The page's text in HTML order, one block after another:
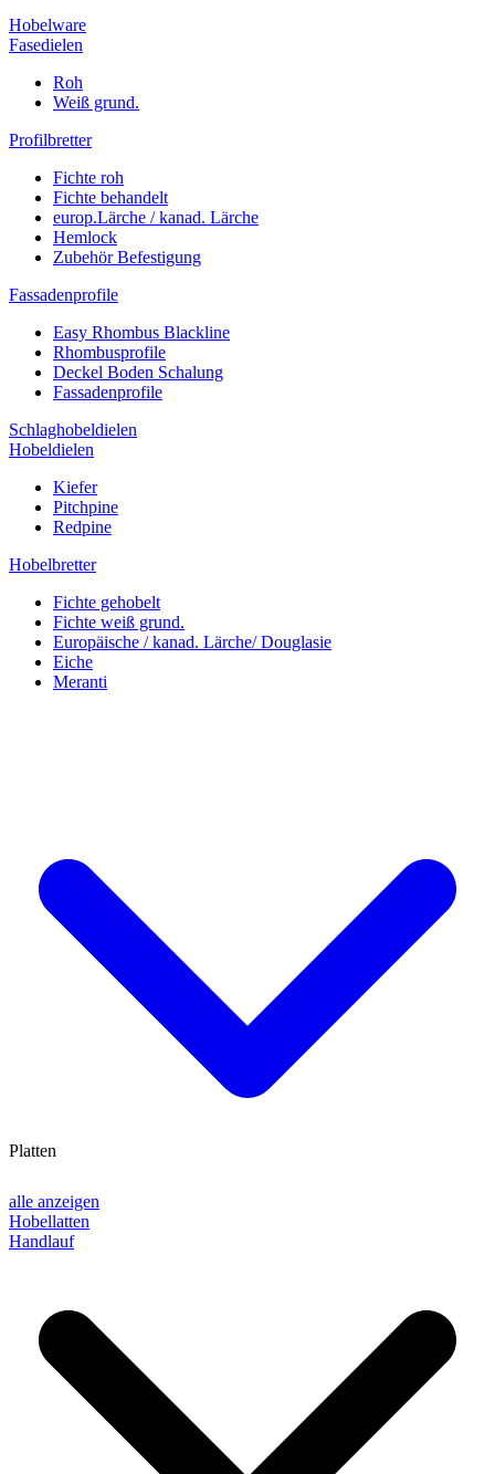
Hobelware
Fasedielen
Roh
Weiß grund.
Profilbretter
Fichte roh
Fichte behandelt
europ.Lärche / kanad. Lärche
Hemlock
Zubehör Befestigung
Fassadenprofile
Easy Rhombus Blackline
Rhombusprofile
Deckel Boden Schalung
Fassadenprofile
Schlaghobeldielen
Hobeldielen
Kiefer
Pitchpine
Redpine
Hobelbretter
Fichte gehobelt
Fichte weiß grund.
Europäische / kanad. Lärche/ Douglasie
Eiche
Meranti
alle anzeigen
Hobellatten
Handlauf
Platten